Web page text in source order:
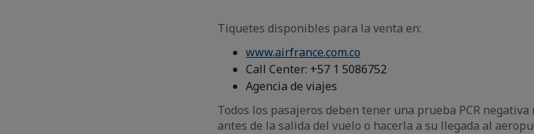
Tiquetes disponibles para la venta en:
www.airfrance.com.co
Call Center: +57 1 5086752
Agencia de viajes
Todos los pasajeros deben tener una prueba PCR
antes de la salida del vuelo o hacerla a su llegada al